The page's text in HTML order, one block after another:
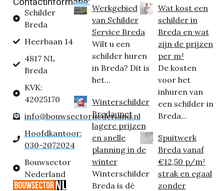
Schilder
Breda
Heerbaan 14
4817 NL
Breda
KVK:
42025170
info@bouwsectornederland.nl
Hoofdkantoor:
030-2072024
Bouwsector
Nederland
Werkgebied
van Schilder
Service Breda
Wilt u een
schilder huren
in Breda? Dit is
het...
Winterschilder
Breda met
lagere prijzen
en snelle
planning in de
winter
Winterschilder
Breda is dé
Wat kost een
schilder in
Breda en wat
zijn de prijzen
per m²
De kosten
voor het
inhuren van
een schilder in
Breda...
Spuitwerk
Breda vanaf
€12,50 p/m²
strak en egaal
zonder